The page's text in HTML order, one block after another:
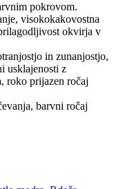
pokrovom.
visokokakovostna
okvirja v
in zunanjostjo,
usklajenosti z
roko prijazen ročaj
barvni ročaj